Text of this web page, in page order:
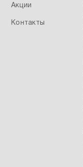
Акции
Контакты